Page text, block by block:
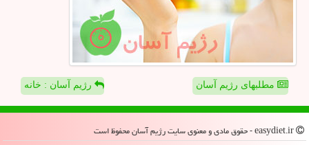
مطلبهای رژیم آسان رژیم آسان : خانه